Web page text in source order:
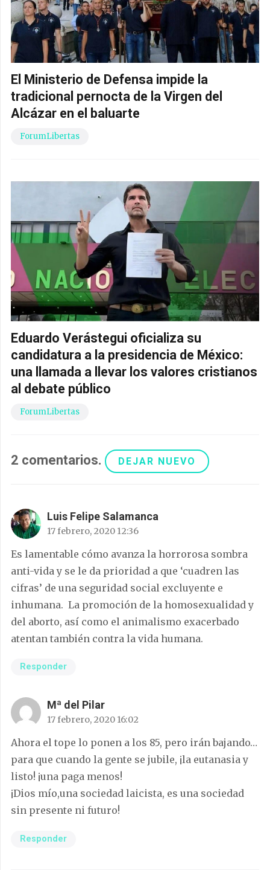
El Ministerio de Defensa impide la
tradicional pernocta de la Virgen del
Alcázar en el baluarte
ForumLibertas
Eduardo Verástegui oficializa su
candidatura a la presidencia de México:
una llamada a llevar los valores cristianos
al debate público
ForumLibertas
2 comentarios. DEJAR NUEVO
Luis Felipe Salamanca
17 febrero, 2020 12:36
‪Es lamentable cómo avanza la horrorosa sombra
anti-vida y se le da prioridad a que ‘cuadren las
cifras’ de una seguridad social excluyente e
inhumana. ‬ La promoción de la homosexualidad y
del aborto, así como el animalismo exacerbado
atentan también contra la vida humana.
Responder
Mª del Pilar
17 febrero, 2020 16:02
Ahora el tope lo ponen a los 85, pero irán bajando…
para que cuando la gente se jubile, ¡la eutanasia y
listo! ¡una paga menos!
¡Dios mío,una sociedad laicista, es una sociedad
sin presente ni futuro!
Responder